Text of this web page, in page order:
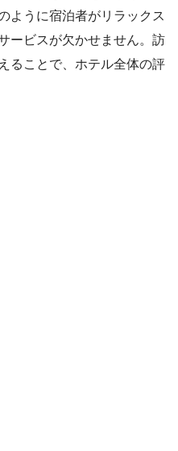
ように宿泊者がリラックス
ービスが欠かせません。訪
ることで、ホテル全体の評